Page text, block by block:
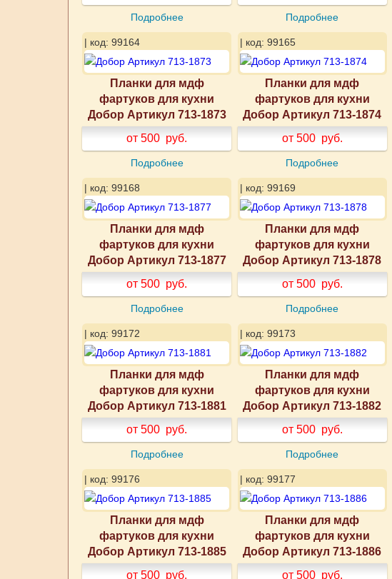
Подробнее Подробнее
| код: 99164
Планки для мдф
фартуков для кухни
Добор Артикул 713-1873
от 500 руб.
Подробнее
| код: 99165
Планки для мдф
фартуков для кухни
Добор Артикул 713-1874
от 500 руб.
Подробнее
| код: 99168
Планки для мдф
фартуков для кухни
Добор Артикул 713-1877
от 500 руб.
Подробнее
| код: 99169
Планки для мдф
фартуков для кухни
Добор Артикул 713-1878
от 500 руб.
Подробнее
| код: 99172
Планки для мдф
фартуков для кухни
Добор Артикул 713-1881
от 500 руб.
Подробнее
| код: 99173
Планки для мдф
фартуков для кухни
Добор Артикул 713-1882
от 500 руб.
Подробнее
| код: 99176
Планки для мдф
фартуков для кухни
Добор Артикул 713-1885
от 500 руб.
| код: 99177
Планки для мдф
фартуков для кухни
Добор Артикул 713-1886
от 500 руб.